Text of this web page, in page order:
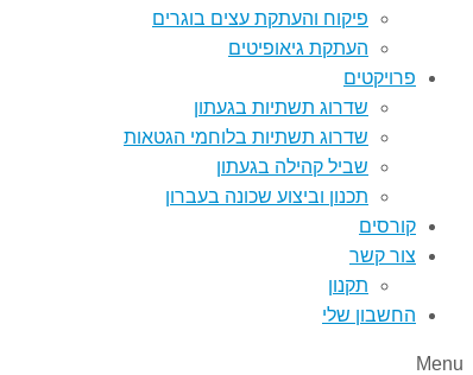
פיקוח והעתקת עצים בוגרים
העתקת גיאופיטים
פרויקטים
שדרוג תשתיות בגעתון
שדרוג תשתיות בלוחמי הגטאות
שביל קהילה בגעתון
תכנון וביצוע שכונה בעברון
קורסים
צור קשר
תקנון
החשבון שלי
Menu